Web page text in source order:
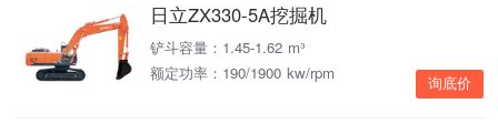
日立ZX330-5A挖掘机
铲斗容量：1.45-1.62 m³
额定功率：190/1900 kw/rpm
询底价